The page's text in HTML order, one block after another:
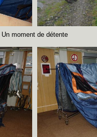
Un moment de détente